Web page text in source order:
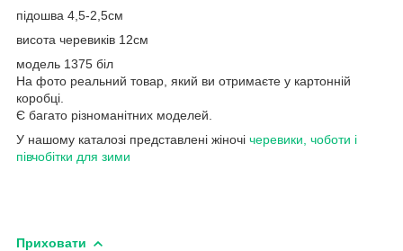
підошва 4,5-2,5см
висота черевиків 12см
модель 1375 біл
На фото реальний товар, який ви отримаєте у картонній
коробці.
Є багато різноманітних моделей.
У нашому каталозі представлені жіночі черевики, чоботи і
півчобітки для зими
Приховати